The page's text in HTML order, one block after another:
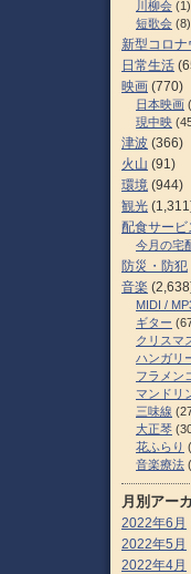
川柳会 (1)
短歌会 (8)
新型コロナ
日常生活
映画 (770)
日本映画
現中映
津波 (366)
火山 (91)
環境 (944)
観光
配食サービ
今月の宅
防災・防犯
音楽
MIDI /
ギター
クリスマ
ハンガリ
フラメン
マンドリ
三味線
大正琴
花ふらり
音楽療法
月別アー
2022年6月
2022年5月
2022年4月